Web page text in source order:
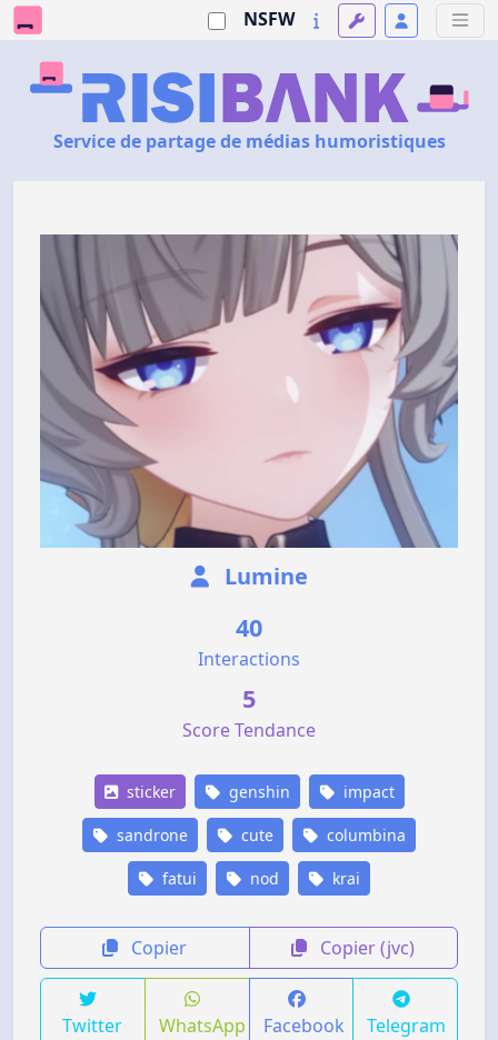
NSFW
Service de partage de médias humoristiques
Lumine
40
Interactions
5
Score Tendance
sticker genshin impact
sandrone cute columbina
fatui nod krai
Copier Copier (jvc)
Twitter WhatsApp Facebook Telegram